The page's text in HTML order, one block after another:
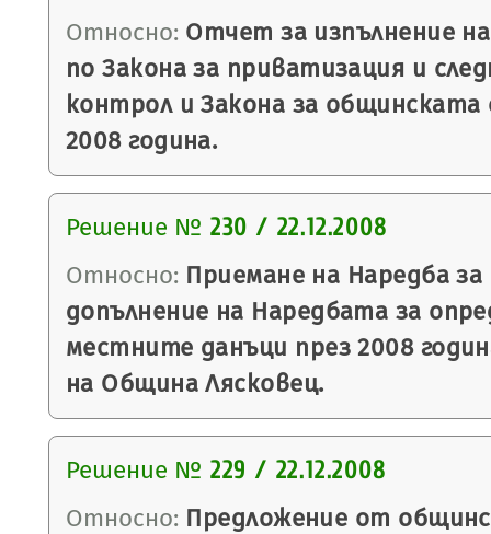
Относно: Отчет за изпълнение
по Закона за приватизация и
контрол и Закона за
2008 година.
Решение № 230 / 22.12.2008
Относно: Приемане на Наредба
допълнение на Наредбата за
местните данъци през 2008
на Община Лясковец.
Решение № 229 / 22.12.2008
Относно: Предложение от